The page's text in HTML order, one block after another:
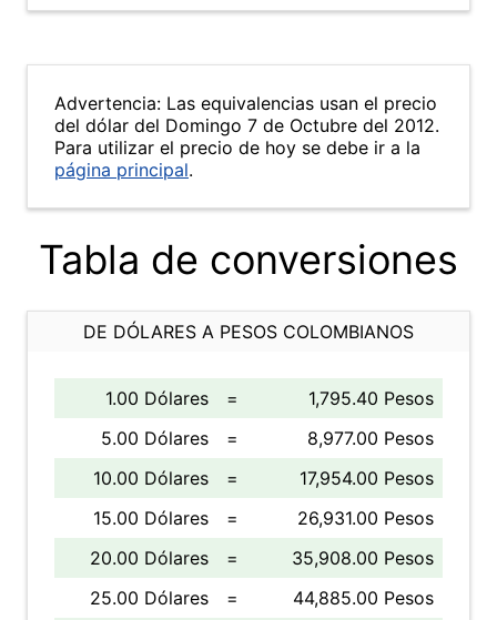
Advertencia: Las equivalencias usan el precio
del dólar del Domingo 7 de Octubre del 2012.
Para utilizar el precio de hoy se debe ir a la
página principal.
Tabla de conversiones
DE DÓLARES A PESOS COLOMBIANOS
1.00 Dólares =
1,795.40 Pesos
5.00 Dólares
=
8,977.00 Pesos
10.00 Dólares
=
17,954.00 Pesos
15.00 Dólares
=
26,931.00 Pesos
20.00 Dólares
=
35,908.00 Pesos
25.00 Dólares
=
44,885.00 Pesos